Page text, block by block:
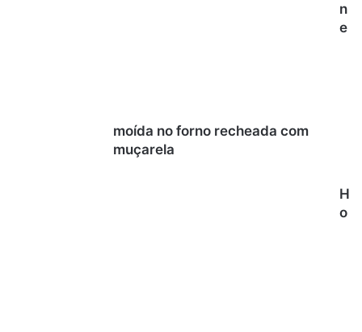
n
e
moída no forno recheada com
muçarela
H
o